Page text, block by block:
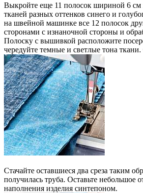
Выкройте еще 11 полосок шириной 6 см
тканей разных оттенков синего и
на швейной машинке все 12 полосок
сторонами с изнаночной стороны и
Полоску с вышивкой расположите
чередуйте темные и светлые тона
Стачайте оставшиеся два среза таким
получилась труба. Оставьте небольшое
наполнения изделия синтепоном.